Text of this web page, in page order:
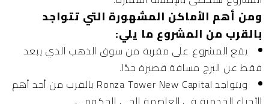
ومن أهم الأماكن المشهورة التي تتواجد
بالقرب من المشروع ما يلي:
يقع المشروع على مقربة من سوق الذهب الذي يبعد
فقط عن البرج مسافة قصيرة جدًا.
ويتواجد Ronza Tower New Capital بالقرب من أحد أهم